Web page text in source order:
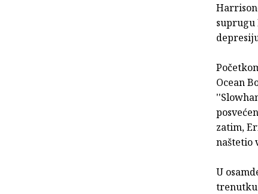
suprugu
Ocean
zatim,
naštetio
U
trenutku